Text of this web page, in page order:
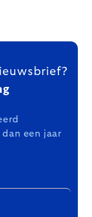
dan een jaar